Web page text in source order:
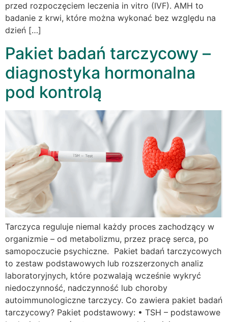
przed rozpoczęciem leczenia in vitro (IVF). AMH to
badanie z krwi, które można wykonać bez względu na
dzień […]
Pakiet badań tarczycowy –
diagnostyka hormonalna
pod kontrolą
Tarczyca reguluje niemal każdy proces zachodzący w
organizmie – od metabolizmu, przez pracę serca, po
samopoczucie psychiczne. Pakiet badań tarczycowych
to zestaw podstawowych lub rozszerzonych analiz
laboratoryjnych, które pozwalają wcześnie wykryć
niedoczynność, nadczynność lub choroby
autoimmunologiczne tarczycy. Co zawiera pakiet badań
tarczycowy? Pakiet podstawowy: • TSH – podstawowe